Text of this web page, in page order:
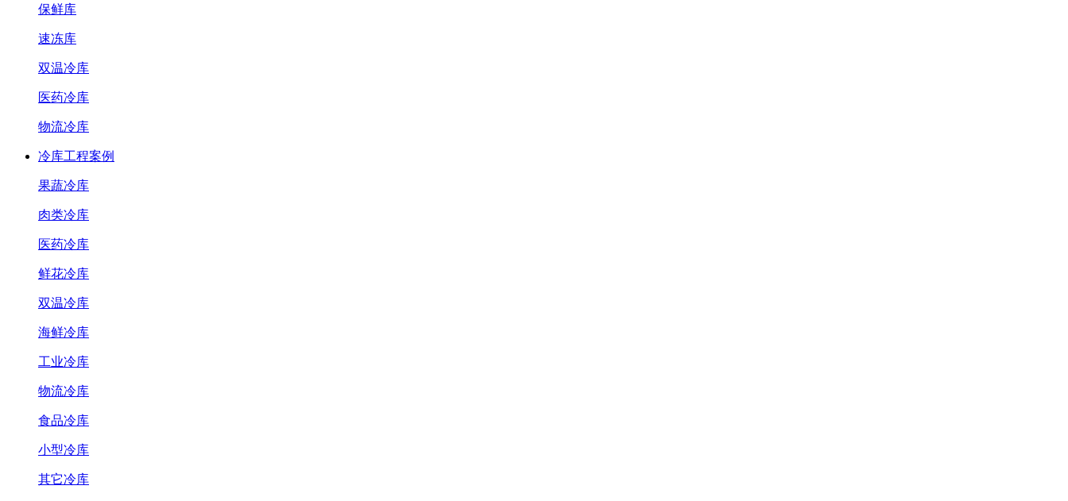
保鲜库
速冻库
双温冷库
医药冷库
物流冷库
冷库工程案例
果蔬冷库
肉类冷库
医药冷库
鲜花冷库
双温冷库
海鲜冷库
工业冷库
物流冷库
食品冷库
小型冷库
其它冷库